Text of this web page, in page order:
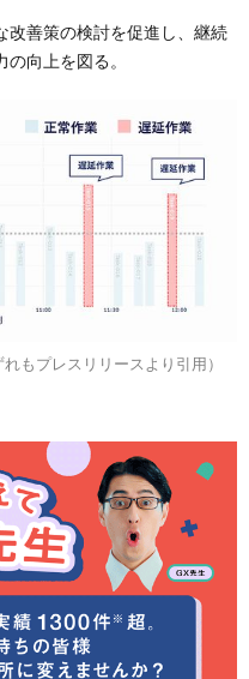
改善策の検討を促進し、継続
向上を図る。
もプレスリリースより引用）